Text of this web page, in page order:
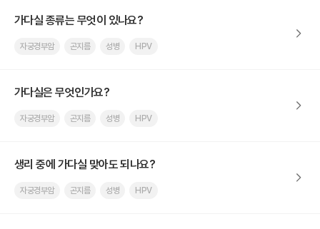
가다실 종류는 무엇이 있나요?
자궁경부암 곤지름 성병 HPV
가다실은 무엇인가요?
자궁경부암 곤지름 성병 HPV
생리 중에 가다실 맞아도 되나요?
자궁경부암 곤지름 성병 HPV